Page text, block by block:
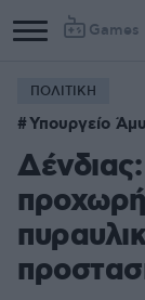
Games
ΠΟΛΙΤΙΚΗ
Υπουργείο